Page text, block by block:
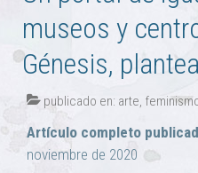
museos y
Génesis,
publicado en: arte,
Artículo completo
noviembre de 2020